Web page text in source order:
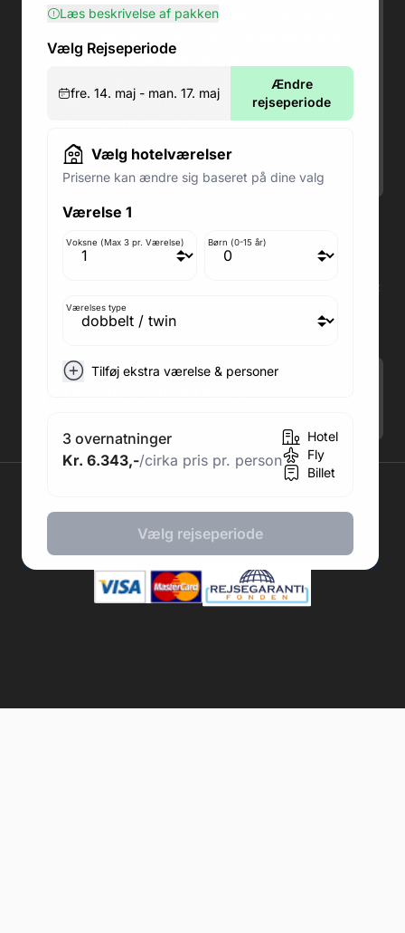
Læs beskrivelse af pakken
Vælg Rejseperiode
fre. 14. maj - man. 17. maj
Ændre
rejseperiode
Vælg hotelværelser
Priserne kan ændre sig baseret på dine valg
Værelse 1
Voksne (Max 3 pr. Værelse) Børn (0-15 år)
Værelses type
Tilføj ekstra værelse & personer
3 overnatninger
Kr. 6.343,-/cirka pris pr. person
Hotel
Fly
Billet
Vælg rejseperiode
Email:kundeservice@fodboldpakker.dk
Akuttelefon under rejsen: Nummeret står i
bunden af dit rejsedokument
Man-Ons: 09.00-18.00
Lørdag: 09.00-12.00
Søndag: Lukket
Adresse butik: Fodboldpakker ApS Rosendal 1C
2860 Søborg
Medlem af rejsegarantifonden: 3350
Adresse kontor: Fodboldpakker ApS Rosendal 1C
2860 Søborg
CVR: 41967218